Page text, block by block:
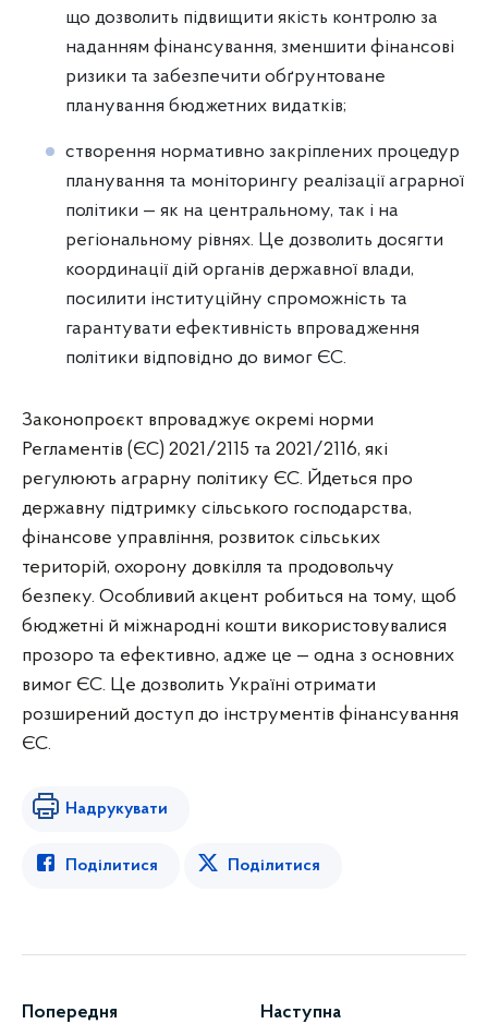
що дозволить підвищити якість контролю за
наданням фінансування, зменшити фінансові
ризики та забезпечити обґрунтоване
планування бюджетних видатків;
створення нормативно закріплених процедур
планування та моніторингу реалізації аграрної
політики — як на центральному, так і на
регіональному рівнях. Це дозволить досягти
координації дій органів державної влади,
посилити інституційну спроможність та
гарантувати ефективність впровадження
політики відповідно до вимог ЄС.
Законопроєкт впроваджує окремі норми
Регламентів (ЄС) 2021/2115 та 2021/2116, які
регулюють аграрну політику ЄС. Йдеться про
державну підтримку сільського господарства,
фінансове управління, розвиток сільських
територій, охорону довкілля та продовольчу
безпеку. Особливий акцент робиться на тому, щоб
бюджетні й міжнародні кошти використовувалися
прозоро та ефективно, адже це — одна з основних
вимог ЄС. Це дозволить Україні отримати
розширений доступ до інструментів фінансування
ЄС.
Надрукувати
Поділитися Поділитися
Попередня Наступна